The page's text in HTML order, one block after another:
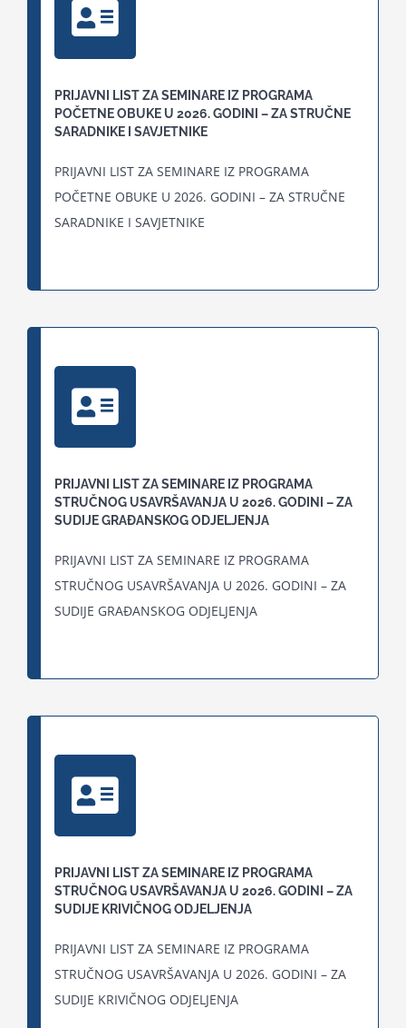
PRIJAVNI LIST ZA SEMINARE IZ PROGRAMA
POČETNE OBUKE U 2026. GODINI – ZA STRUČNE
SARADNIKE I SAVJETNIKE
PRIJAVNI LIST ZA SEMINARE IZ PROGRAMA
POČETNE OBUKE U 2026. GODINI – ZA STRUČNE
SARADNIKE I SAVJETNIKE
PRIJAVNI LIST ZA SEMINARE IZ PROGRAMA
STRUČNOG USAVRŠAVANJA U 2026. GODINI – ZA
SUDIJE GRAĐANSKOG ODJELJENJA
PRIJAVNI LIST ZA SEMINARE IZ PROGRAMA
STRUČNOG USAVRŠAVANJA U 2026. GODINI – ZA
SUDIJE GRAĐANSKOG ODJELJENJA
PRIJAVNI LIST ZA SEMINARE IZ PROGRAMA
STRUČNOG USAVRŠAVANJA U 2026. GODINI – ZA
SUDIJE KRIVIČNOG ODJELJENJA
PRIJAVNI LIST ZA SEMINARE IZ PROGRAMA
STRUČNOG USAVRŠAVANJA U 2026. GODINI – ZA
SUDIJE KRIVIČNOG ODJELJENJA